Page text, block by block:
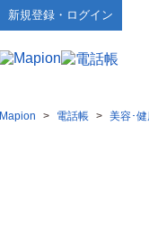
新規登録・ログイン
Mapion > 電話帳 > 美容･